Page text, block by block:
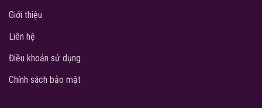
Giới thiệu
Liên hệ
Điều khoản sử dụng
Chính sách bảo mật